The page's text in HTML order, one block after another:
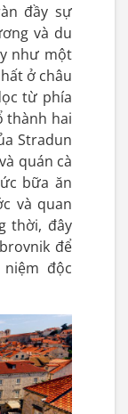
đầy sự
và du
như một
ở châu
từ phía
thành hai
Stradun
quán cà
bữa ăn
và quan
thời, đây
để
độc